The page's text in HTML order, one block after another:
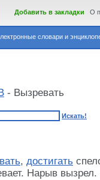
словари и
Добавить в закладки О
- Вызревать
Искать!
, достигать
Нарыв